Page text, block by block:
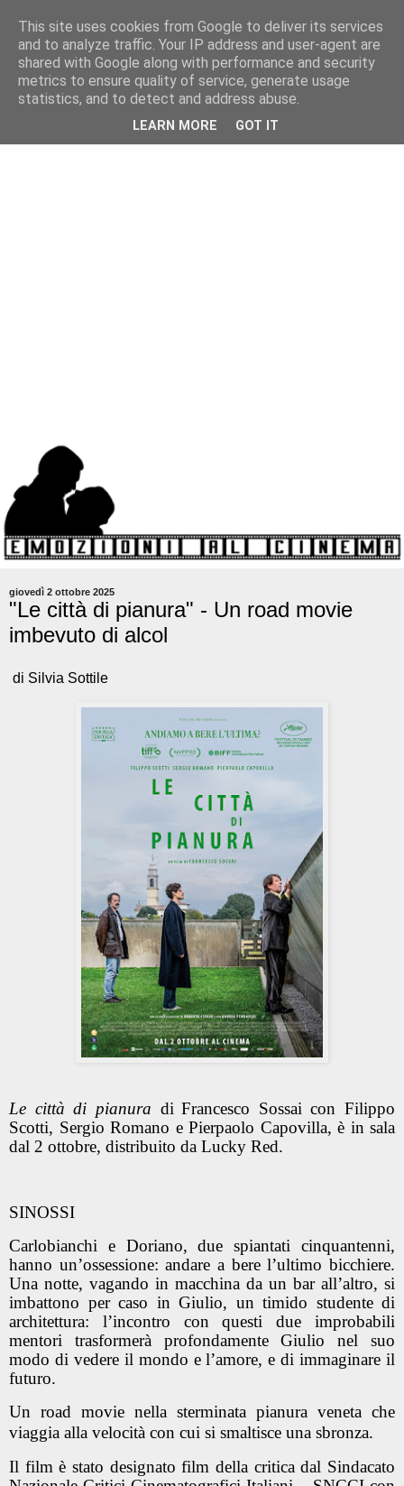
giovedì 2 ottobre 2025
"Le città di pianura" - Un road movie
imbevuto di alcol
di Silvia Sottile
Le città di pianura di Francesco Sossai con Filippo
Scotti, Sergio Romano e Pierpaolo Capovilla, è in sala
dal 2 ottobre, distribuito da Lucky Red.
SINOSSI
Carlobianchi e Doriano, due spiantati cinquantenni,
hanno un’ossessione: andare a bere l’ultimo bicchiere.
Una notte, vagando in macchina da un bar all’altro, si
imbattono per caso in Giulio, un timido studente di
architettura: l’incontro con questi due improbabili
mentori trasformerà profondamente Giulio nel suo
modo di vedere il mondo e l’amore, e di immaginare il
futuro.
Un road movie nella sterminata pianura veneta che
viaggia alla velocità con cui si smaltisce una sbronza.
Il film è stato designato film della critica dal Sindacato
This site uses cookies from Google to deliver its services
and to analyze traffic. Your IP address and user-agent are
shared with Google along with performance and security
metrics to ensure quality of service, generate usage
statistics, and to detect and address abuse.
LEARN MORE GOT IT